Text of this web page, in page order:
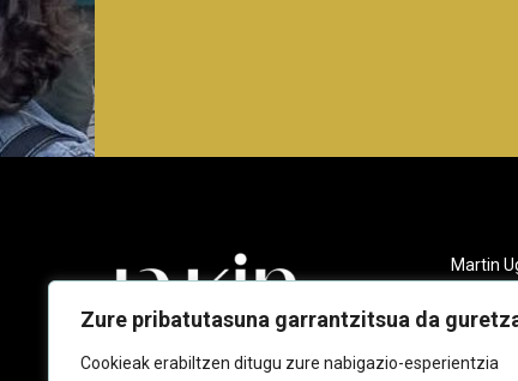
Zure pribatutasuna garrantzitsua da
Cookieak erabiltzen ditugu zure nabigazio-esperientzia
Martin
20140
943 218